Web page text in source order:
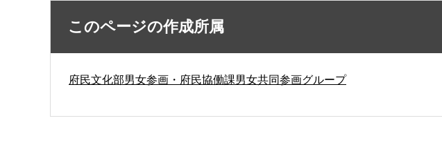
このページの作成所属
府民文化部男女参画・府民協働課男女共同参画グループ